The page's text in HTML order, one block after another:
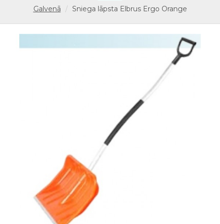
Galvenā Sniega lāpsta Elbrus Ergo Orange